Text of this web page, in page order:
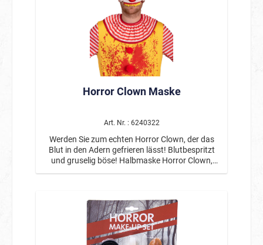
Horror Clown Maske
Art. Nr. : 6240322
Werden Sie zum echten Horror Clown, der das
Blut in den Adern gefrieren lässt! Blutbespritzt
und gruselig böse! Halbmaske Horror Clown,